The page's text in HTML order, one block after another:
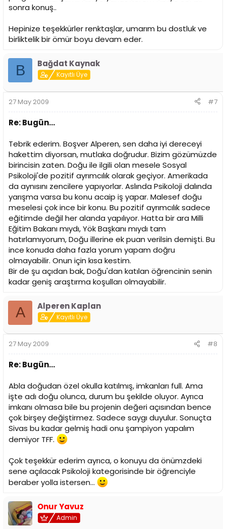
sonra konuş..
Hepinize teşekkürler renktaşlar, umarım bu dostluk ve
birliktelik bir ömür boyu devam eder.
B Bağdat Kaynak
Kayıtlı Üye
27 May 2009 #7
Re: Bugün...
Tebrik ederim. Boşver Alperen, sen daha iyi dereceyi
hakettim diyorsan, mutlaka doğrudur. Bizim gözümüzde
birincisin zaten. Doğu ile ilgili olan mesele Sosyal
Psikoloji'de pozitif ayrımcılık olarak geçiyor. Amerikada
da aynısını zencilere yapıyorlar. Aslında Psikoloji dalında
yarışma varsa bu konu acaip iş yapar. Malesef doğu
meselesi çok ince bir konu. Bu pozitif ayrımcılık sadece
eğitimde değil her alanda yapılıyor. Hatta bir ara Milli
Eğitim Bakanı mıydı, Yök Başkanı mıydı tam
hatırlamıyorum, Doğu illerine ek puan verilsin demişti. Bu
ince konuda daha fazla yorum yapam doğru
olmayabilir. Onun için kısa kestim.
Bir de şu açıdan bak, Doğu'dan katılan öğrencinin senin
kadar geniş araştırma koşulları olmayabilir.
A Alperen Kaplan
Kayıtlı Üye
27 May 2009 #8
Re: Bugün...
Abla doğudan özel okulla katılmış, imkanları full. Ama
işte adı doğu olunca, durum bu şekilde oluyor. Ayrıca
imkanı olmasa bile bu projenin değeri açısından bence
çok birşey değiştirmez. Sadece saygı duyulur. Sonuçta
Sivas bu kadar gelmiş hadi onu şampiyon yapalım
demiyor TFF.
Çok teşekkür ederim ayrıca, o konuyu da önümzdeki
sene açılacak Psikoloji kategorisinde bir öğrenciyle
beraber yolla istersen...
Onur Yavuz
Admin